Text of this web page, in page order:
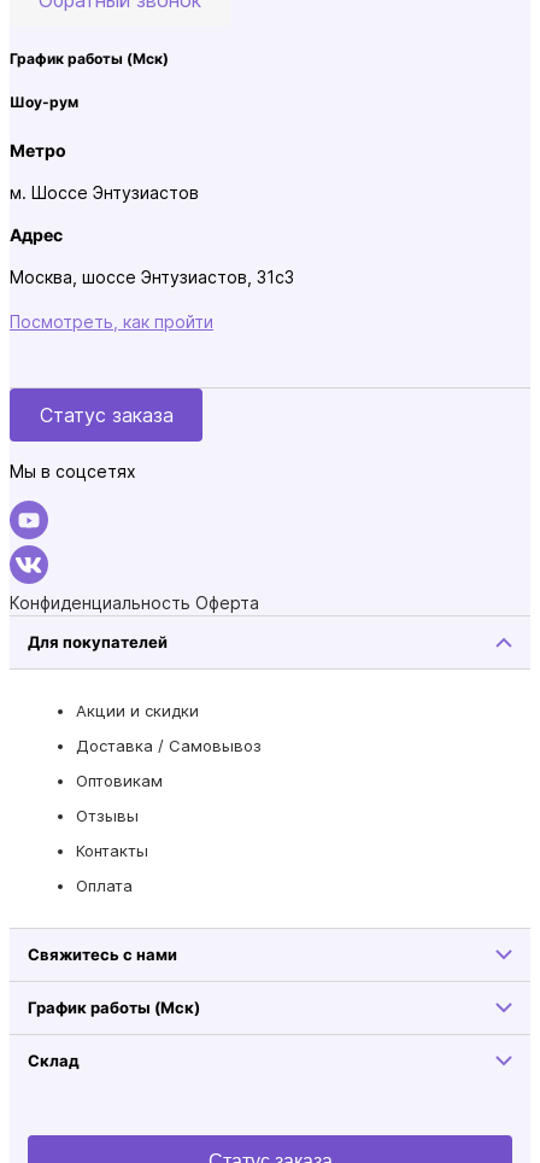
График работы (Мск)
Шоу-рум
Метро
м. Шоссе Энтузиастов
Адрес
Москва, шоссе Энтузиастов, 31с3
Посмотреть, как пройти
Статус заказа
Мы в соцсетях
Конфиденциальность Оферта
Для покупателей
Акции и скидки
Доставка / Самовывоз
Оптовикам
Отзывы
Контакты
Оплата
Свяжитесь с нами
График работы (Мск)
Склад